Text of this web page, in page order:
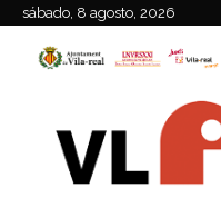
sábado, 8 agosto, 2026